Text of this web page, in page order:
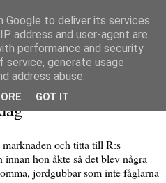
och titta till R:s
hon åkte så det blev några
jordgubbar som inte fåglarna
Google to deliver its services
address and user-agent are
performance and security
generate usage
address abuse.
GOT IT